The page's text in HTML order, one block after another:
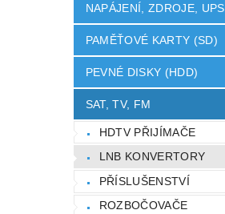
NAPÁJENÍ, ZDROJE, UPS
PAMĚŤOVÉ KARTY (SD)
PEVNÉ DISKY (HDD)
SAT, TV, FM
HDTV PŘIJÍMAČE
LNB KONVERTORY
PŘÍSLUŠENSTVÍ
ROZBOČOVAČE